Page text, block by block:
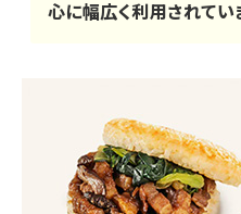
心に幅広く利用されてい